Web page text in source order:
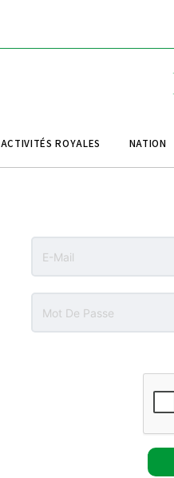
ACTIVITÉS ROYALES NATION